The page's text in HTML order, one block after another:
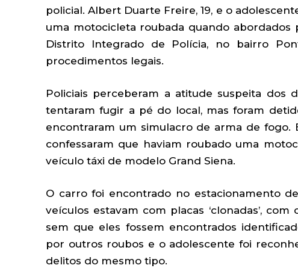
policial. Albert Duarte Freire, 19, e o
uma motocicleta roubada quando abordados
Distrito Integrado de Polícia, no bairro
procedimentos legais.
Policiais perceberam a atitude suspeita dos
tentaram fugir a pé do local, mas foram
encontraram um simulacro de arma de fogo.
confessaram que haviam roubado uma
veículo táxi de modelo Grand Siena.
O carro foi encontrado no estacionamento
veículos estavam com placas ‘clonadas’,
sem que eles fossem encontrados
por outros roubos e o adolescente foi
delitos do mesmo tipo.